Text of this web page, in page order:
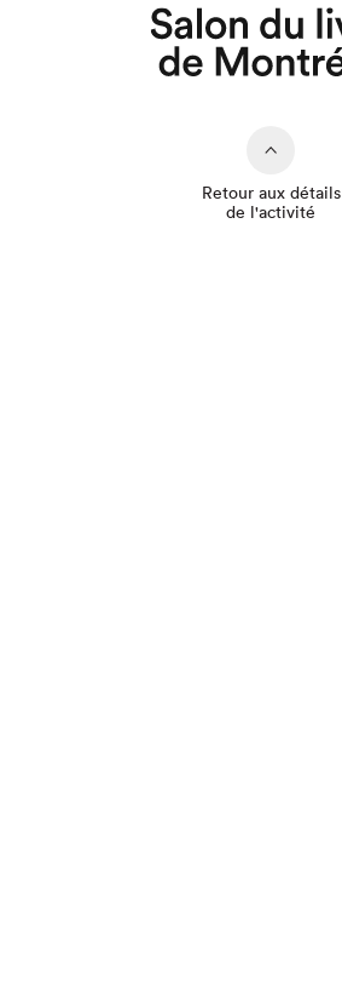
Retour aux détails
de l'activité